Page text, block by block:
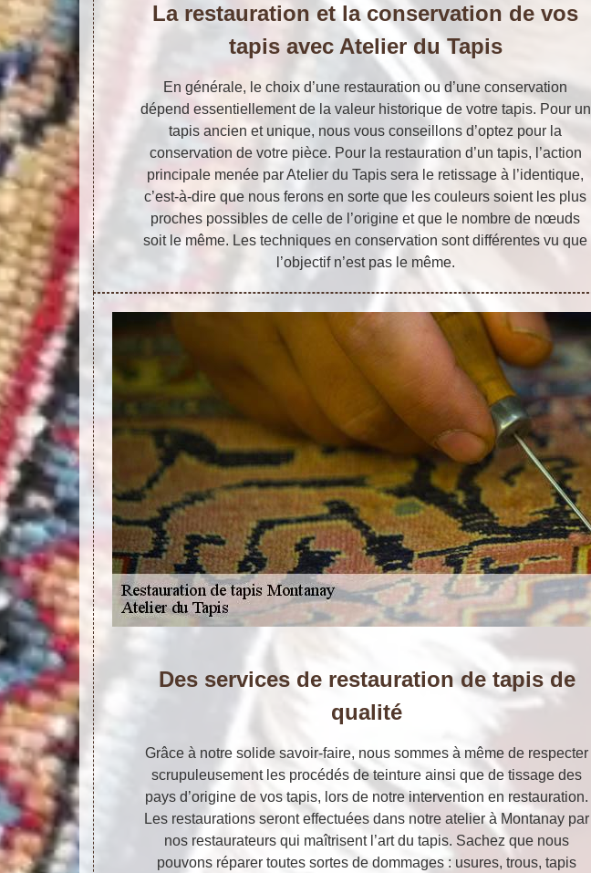
La restauration et la conservation de vos
tapis avec Atelier du Tapis
En générale, le choix d’une restauration ou d’une conservation
dépend essentiellement de la valeur historique de votre tapis. Pour un
tapis ancien et unique, nous vous conseillons d’optez pour la
conservation de votre pièce. Pour la restauration d’un tapis, l’action
principale menée par Atelier du Tapis sera le retissage à l’identique,
c’est-à-dire que nous ferons en sorte que les couleurs soient les plus
proches possibles de celle de l’origine et que le nombre de nœuds
soit le même. Les techniques en conservation sont différentes vu que
l’objectif n’est pas le même.
Des services de restauration de tapis de
qualité
Grâce à notre solide savoir-faire, nous sommes à même de respecter
scrupuleusement les procédés de teinture ainsi que de tissage des
pays d’origine de vos tapis, lors de notre intervention en restauration.
Les restaurations seront effectuées dans notre atelier à Montanay par
nos restaurateurs qui maîtrisent l’art du tapis. Sachez que nous
pouvons réparer toutes sortes de dommages : usures, trous, tapis